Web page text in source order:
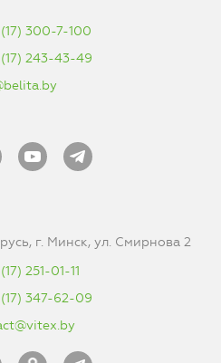
300-7-100
243-43-49
г. Минск, ул. Смирнова 2
251-01-11
347-62-09